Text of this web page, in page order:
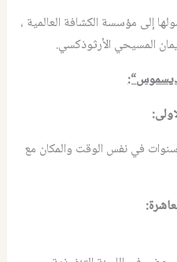
إلى مؤسسة الكشافة العالمية ،
المسيحي الأرثوذكسي.
“:
:
في نفس الوقت والمكان مع
: